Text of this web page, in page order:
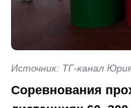
Источник: ТГ-канал
Соревнования